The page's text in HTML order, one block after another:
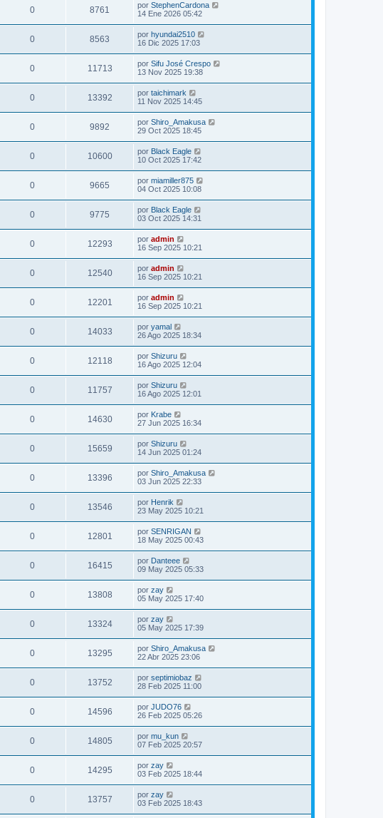
0 8761 por StephenCardona
14 Ene 2026 05:42
0 8563 por hyundai2510
16 Dic 2025 17:03
0 11713 por Sifu José Crespo
13 Nov 2025 19:38
0 13392 por taichimark
11 Nov 2025 14:45
0 9892 por Shiro_Amakusa
29 Oct 2025 18:45
0 10600 por Black Eagle
10 Oct 2025 17:42
0 9665 por miamiller875
04 Oct 2025 10:08
0 9775 por Black Eagle
03 Oct 2025 14:31
0 12293 por admin
16 Sep 2025 10:21
0 12540 por admin
16 Sep 2025 10:21
0 12201 por admin
16 Sep 2025 10:21
0 14033 por yamal
26 Ago 2025 18:34
0 12118 por Shizuru
16 Ago 2025 12:04
0 11757 por Shizuru
16 Ago 2025 12:01
0 14630 por Krabe
27 Jun 2025 16:34
0 15659 por Shizuru
14 Jun 2025 01:24
0 13396 por Shiro_Amakusa
03 Jun 2025 22:33
0 13546 por Henrik
23 May 2025 10:21
0 12801 por SENRIGAN
18 May 2025 00:43
0 16415 por Danteee
09 May 2025 05:33
0 13808 por zay
05 May 2025 17:40
0 13324 por zay
05 May 2025 17:39
0 13295 por Shiro_Amakusa
22 Abr 2025 23:06
0 13752 por septimiobaz
28 Feb 2025 11:00
0 14596 por JUDO76
26 Feb 2025 05:26
0 14805 por mu_kun
07 Feb 2025 20:57
0 14295 por zay
03 Feb 2025 18:44
0 13757 por zay
03 Feb 2025 18:43